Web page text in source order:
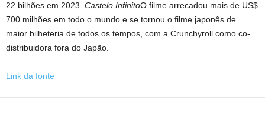
22 bilhões em 2023. Castelo InfinitoO filme arrecadou mais de US$
700 milhões em todo o mundo e se tornou o filme japonês de
maior bilheteria de todos os tempos, com a Crunchyroll como co-
distribuidora fora do Japão.
Link da fonte